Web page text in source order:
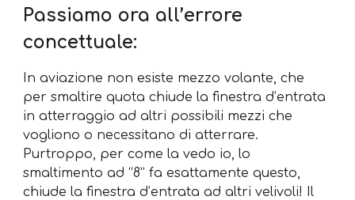
Passiamo ora all’errore
concettuale:
In aviazione non esiste mezzo volante, che
per smaltire quota chiude la finestra d’entrata
in atterraggio ad altri possibili mezzi che
vogliono o necessitano di atterrare.
Purtroppo, per come la vedo io, lo
smaltimento ad “8” fa esattamente questo,
chiude la finestra d’entrata ad altri velivoli! Il